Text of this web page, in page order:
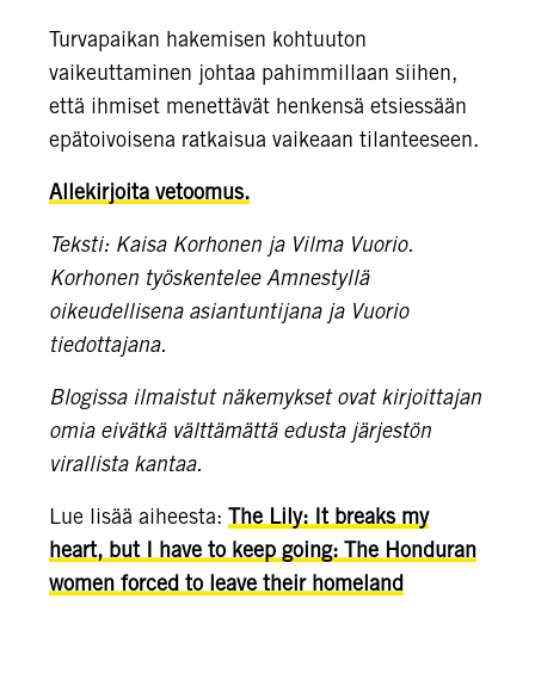
Turvapaikan hakemisen kohtuuton
vaikeuttaminen johtaa pahimmillaan siihen,
että ihmiset menettävät henkensä etsiessään
epätoivoisena ratkaisua vaikeaan tilanteeseen.
Allekirjoita vetoomus.
Teksti: Kaisa Korhonen ja Vilma Vuorio.
Korhonen työskentelee Amnestyllä
oikeudellisena asiantuntijana ja Vuorio
tiedottajana.
Blogissa ilmaistut näkemykset ovat kirjoittajan
omia eivätkä välttämättä edusta järjestön
virallista kantaa.
Lue lisää aiheesta: The Lily: It breaks my
heart, but I have to keep going: The Honduran
women forced to leave their homeland